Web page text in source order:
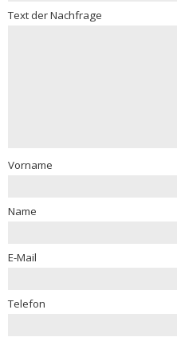
Text der Nachfrage
Vorname
Name
E-Mail
Telefon